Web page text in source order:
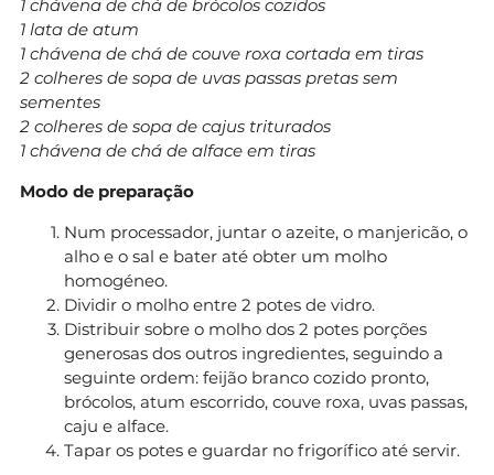
1 chávena de chá de brócolos cozidos
1 lata de atum
1 chávena de chá de couve roxa cortada em tiras
2 colheres de sopa de uvas passas pretas sem
sementes
2 colheres de sopa de cajus triturados
1 chávena de chá de alface em tiras
Modo de preparação
Num processador, juntar o azeite, o manjericão, o
alho e o sal e bater até obter um molho
homogéneo.
Dividir o molho entre 2 potes de vidro.
Distribuir sobre o molho dos 2 potes porções
generosas dos outros ingredientes, seguindo a
seguinte ordem: feijão branco cozido pronto,
brócolos, atum escorrido, couve roxa, uvas passas,
caju e alface.
Tapar os potes e guardar no frigorífico até servir.